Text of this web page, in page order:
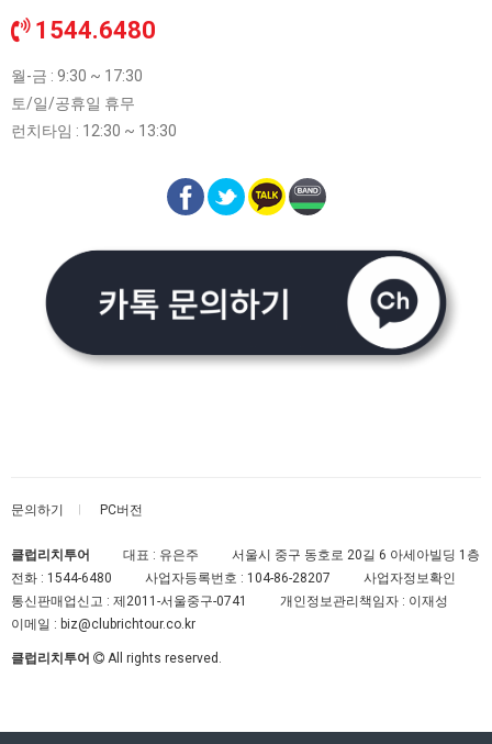
1544.6480
월-금 : 9:30 ~ 17:30
토/일/공휴일 휴무
런치타임 : 12:30 ~ 13:30
문의하기 PC버전
클럽리치투어 대표 : 유은주
서울시 중구 동호로 20길 6 아세아빌딩 1층
전화 : 1544-6480 사업자등록번호 : 104-86-28207
사업자정보확인
통신판매업신고 : 제2011-서울중구-0741
개인정보관리책임자 : 이재성
이메일 : biz@clubrichtour.co.kr
클럽리치투어 All rights reserved.